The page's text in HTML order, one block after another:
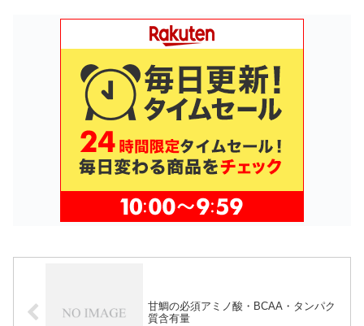
甘鯛の必須アミノ酸・BCAA・タンパク
質含有量